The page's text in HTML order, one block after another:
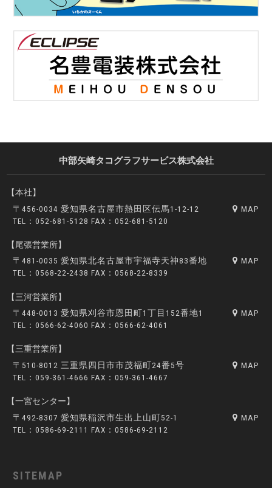
中部矢崎タコグラフサービス株式会社
【本社】
〒456-0034 愛知県名古屋市熱田区伝馬1-12-12
TEL：052-681-5128 FAX：052-681-5120
MAP
【尾張営業所】
〒481-0035 愛知県北名古屋市宇福寺天神83番地
TEL：0568-22-2438 FAX：0568-22-8339
MAP
【三河営業所】
〒448-0013 愛知県刈谷市恩田町1丁目152番地1
TEL：0566-62-4060 FAX：0566-62-4061
MAP
【三重営業所】
〒510-8012 三重県四日市市茂福町24番5号
TEL：059-361-4666 FAX：059-361-4667
MAP
【一宮センター】
〒492-8307 愛知県稲沢市生出上山町52-1
TEL：0586-69-2111 FAX：0586-69-2112
MAP
SITEMAP